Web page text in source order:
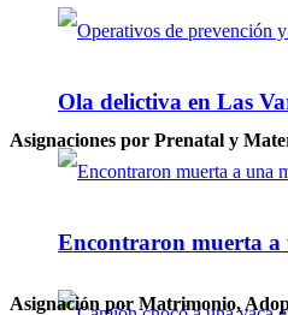
Ola delictiva en Las
Encontraron muerta a
Asignaciones por Prenatal y
Asignación por Matrimonio,